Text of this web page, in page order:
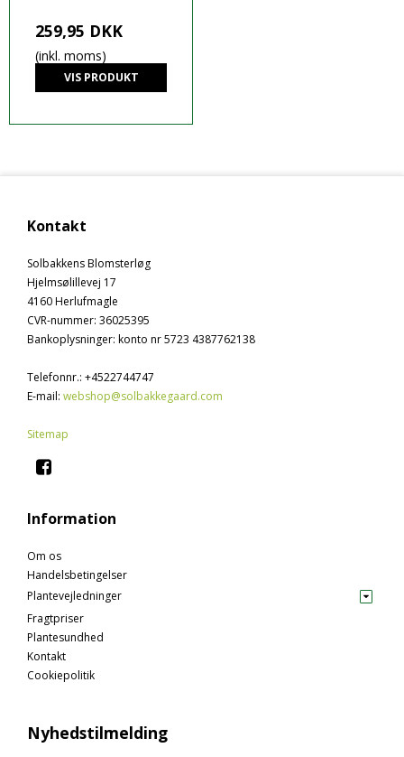
259,95 DKK
(inkl. moms)
VIS PRODUKT
Kontakt
Solbakkens Blomsterløg
Hjelmsølillevej 17
4160 Herlufmagle
CVR-nummer: 36025395
Bankoplysninger: konto nr 5723 4387762138
Telefonnr.: +4522744747
E-mail: webshop@solbakkegaard.com
Sitemap
Information
Om os
Handelsbetingelser
Plantevejledninger
Fragtpriser
Plantesundhed
Kontakt
Cookiepolitik
Nyhedstilmelding